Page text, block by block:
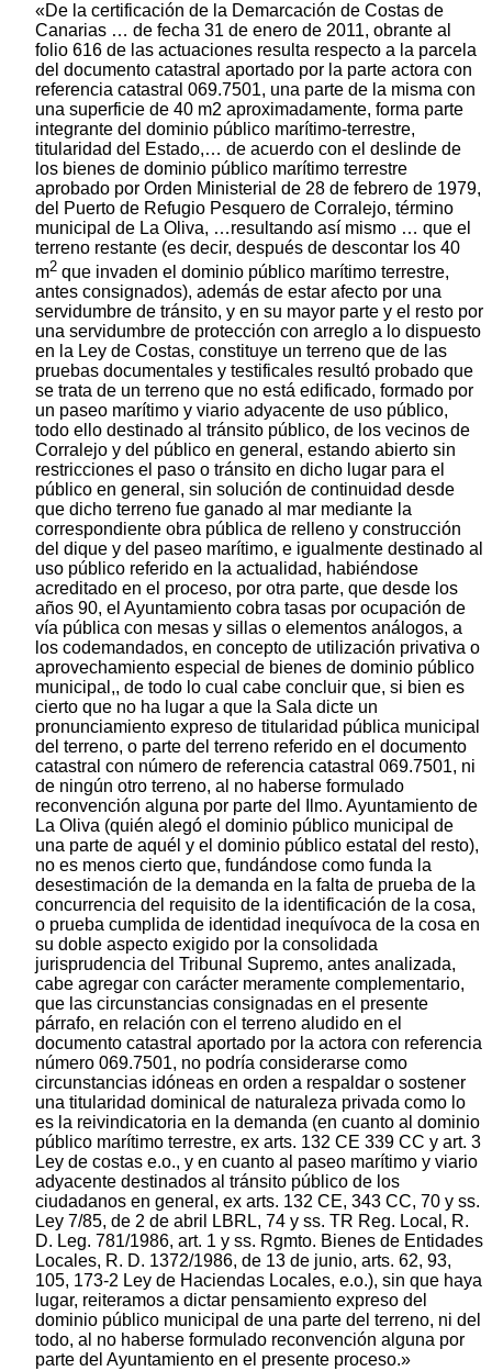
«De la certificación de la Demarcación de Costas de
Canarias … de fecha 31 de enero de 2011, obrante al
folio 616 de las actuaciones resulta respecto a la parcela
del documento catastral aportado por la parte actora con
referencia catastral 069.7501, una parte de la misma con
una superficie de 40 m2 aproximadamente, forma parte
integrante del dominio público marítimo-terrestre,
titularidad del Estado,… de acuerdo con el deslinde de
los bienes de dominio público marítimo terrestre
aprobado por Orden Ministerial de 28 de febrero de 1979,
del Puerto de Refugio Pesquero de Corralejo, término
municipal de La Oliva, …resultando así mismo … que el
terreno restante (es decir, después de descontar los 40
m2 que invaden el dominio público marítimo terrestre,
antes consignados), además de estar afecto por una
servidumbre de tránsito, y en su mayor parte y el resto por
una servidumbre de protección con arreglo a lo dispuesto
en la Ley de Costas, constituye un terreno que de las
pruebas documentales y testificales resultó probado que
se trata de un terreno que no está edificado, formado por
un paseo marítimo y viario adyacente de uso público,
todo ello destinado al tránsito público, de los vecinos de
Corralejo y del público en general, estando abierto sin
restricciones el paso o tránsito en dicho lugar para el
público en general, sin solución de continuidad desde
que dicho terreno fue ganado al mar mediante la
correspondiente obra pública de relleno y construcción
del dique y del paseo marítimo, e igualmente destinado al
uso público referido en la actualidad, habiéndose
acreditado en el proceso, por otra parte, que desde los
años 90, el Ayuntamiento cobra tasas por ocupación de
vía pública con mesas y sillas o elementos análogos, a
los codemandados, en concepto de utilización privativa o
aprovechamiento especial de bienes de dominio público
municipal,, de todo lo cual cabe concluir que, si bien es
cierto que no ha lugar a que la Sala dicte un
pronunciamiento expreso de titularidad pública municipal
del terreno, o parte del terreno referido en el documento
catastral con número de referencia catastral 069.7501, ni
de ningún otro terreno, al no haberse formulado
reconvención alguna por parte del Ilmo. Ayuntamiento de
La Oliva (quién alegó el dominio público municipal de
una parte de aquél y el dominio público estatal del resto),
no es menos cierto que, fundándose como funda la
desestimación de la demanda en la falta de prueba de la
concurrencia del requisito de la identificación de la cosa,
o prueba cumplida de identidad inequívoca de la cosa en
su doble aspecto exigido por la consolidada
jurisprudencia del Tribunal Supremo, antes analizada,
cabe agregar con carácter meramente complementario,
que las circunstancias consignadas en el presente
párrafo, en relación con el terreno aludido en el
documento catastral aportado por la actora con referencia
número 069.7501, no podría considerarse como
circunstancias idóneas en orden a respaldar o sostener
una titularidad dominical de naturaleza privada como lo
es la reivindicatoria en la demanda (en cuanto al dominio
público marítimo terrestre, ex arts. 132 CE 339 CC y art. 3
Ley de costas e.o., y en cuanto al paseo marítimo y viario
adyacente destinados al tránsito público de los
ciudadanos en general, ex arts. 132 CE, 343 CC, 70 y ss.
Ley 7/85, de 2 de abril LBRL, 74 y ss. TR Reg. Local, R.
D. Leg. 781/1986, art. 1 y ss. Rgmto. Bienes de Entidades
Locales, R. D. 1372/1986, de 13 de junio, arts. 62, 93,
105, 173-2 Ley de Haciendas Locales, e.o.), sin que haya
lugar, reiteramos a dictar pensamiento expreso del
dominio público municipal de una parte del terreno, ni del
todo, al no haberse formulado reconvención alguna por
parte del Ayuntamiento en el presente proceso.»